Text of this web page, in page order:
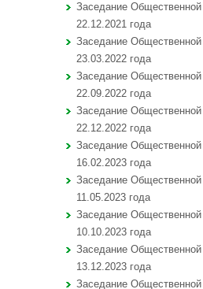
Заседание
22.12.2021 года
Заседание
23.03.2022 года
Заседание
22.09.2022 года
Заседание
22.12.2022 года
Заседание
16.02.2023 года
Заседание
11.05.2023 года
Заседание
10.10.2023 года
Заседание
13.12.2023 года
Заседание